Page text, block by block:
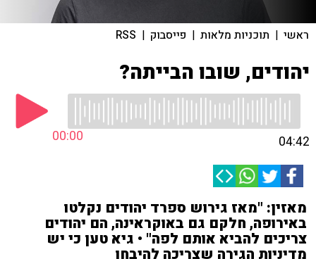
ראשי | תוכניות מלאות | פייסבוק |
RSS
יהודים, שובו הבייתה?
00:00 04:42
מאזין: "מאז גירוש ספרד יהודים נקלטו
באירופה, חלקם גם באוקראינה, הם יהודים
צריכים להביא אותם לפה" • גיא טען כי יש
מדיניות הגירה שצריכה להיבחן